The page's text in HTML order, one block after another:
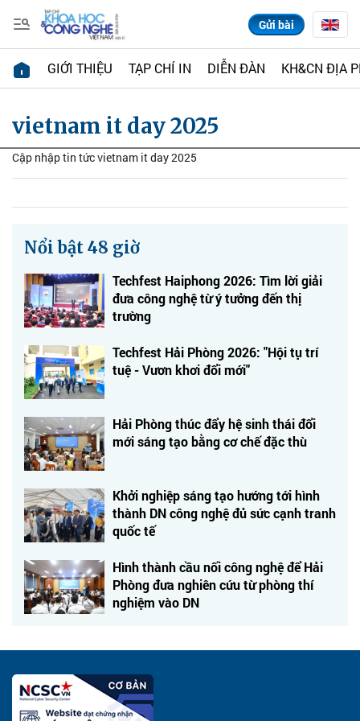
Gửi bài
GIỚI THIỆU TẠP CHÍ IN DIỄN ĐÀN KH&CN ĐỊA
vietnam it day 2025
Cập nhập tin tức vietnam it day 2025
Nổi bật 48 giờ
Techfest Haiphong 2026: Tìm lời giải
đưa công nghệ từ ý tưởng đến thị
trường
Techfest Hải Phòng 2026: "Hội tụ trí
tuệ - Vươn khơi đổi mới"
Hải Phòng thúc đẩy hệ sinh thái đổi
mới sáng tạo bằng cơ chế đặc thù
Khởi nghiệp sáng tạo hướng tới hình
thành DN công nghệ đủ sức cạnh tranh
quốc tế
Hình thành cầu nối công nghệ để Hải
Phòng đưa nghiên cứu từ phòng thí
nghiệm vào DN